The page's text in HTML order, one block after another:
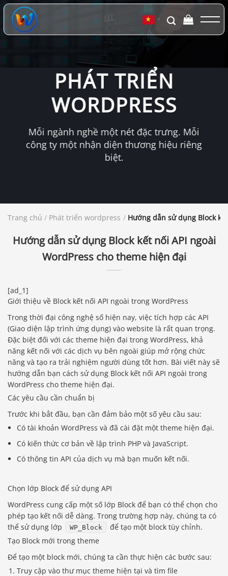
Chuyển
đến
dung
▼
PHÁT TRIỂN
WORDPRESS
Mỗi ngành nghề một nét đặc trưng. Mỗi
công ty một nhận diện thương hiệu riêng
biệt.
Trang chủ / Phát triển wordpress / Hướng dẫn sử dụng Block
Hướng dẫn sử dụng Block kết nối API ngoài
WordPress cho theme hiện đại
[ad_1]
Giới thiệu về Block kết nối API ngoài trong WordPress
Trong thời đại công nghệ số hiện nay, việc tích hợp các API
(Giao diện lập trình ứng dụng) vào website là rất quan trọng.
Đặc biệt đối với các theme hiện đại trong WordPress, khả
năng kết nối với các dịch vụ bên ngoài giúp mở rộng chức
năng và tạo ra trải nghiệm người dùng tốt hơn. Bài viết này sẽ
hướng dẫn bạn cách sử dụng Block kết nối API ngoài trong
WordPress cho theme hiện đại.
Các yêu cầu cần chuẩn bị
Trước khi bắt đầu, bạn cần đảm bảo một số yêu cầu sau:
Có tài khoản WordPress và đã cài đặt một theme hiện đại.
Có kiến thức cơ bản về lập trình PHP và JavaScript.
Có thông tin API của dịch vụ mà bạn muốn kết nối.
Chọn lớp Block để sử dụng API
WordPress cung cấp một số lớp Block để bạn có thể chọn cho
phép tạo kết nối dễ dàng. Trong trường hợp này, chúng ta có
thể sử dụng lớp
WP_Block
để tạo một block tùy chỉnh.
Tạo Block mới trong theme
Để tạo một block mới, chúng ta cần thực hiện các bước sau:
Truy cập vào thư mục theme hiện tại và tìm file